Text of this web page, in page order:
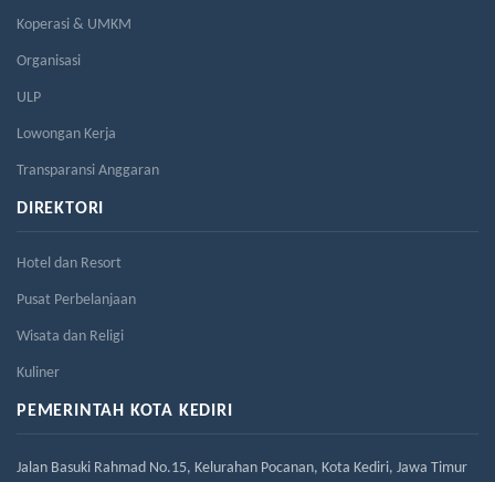
Koperasi & UMKM
Organisasi
ULP
Lowongan Kerja
Transparansi Anggaran
DIREKTORI
Hotel dan Resort
Pusat Perbelanjaan
Wisata dan Religi
Kuliner
PEMERINTAH KOTA KEDIRI
Jalan Basuki Rahmad No.15, Kelurahan Pocanan, Kota Kediri, Jawa Timur